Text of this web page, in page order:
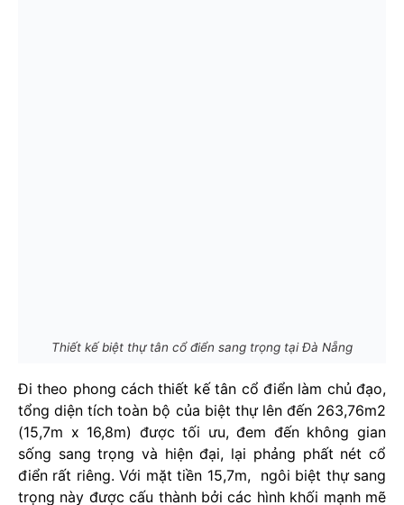
Thiết kế biệt thự tân cổ điển sang trọng tại Đà Nẵng
Đi theo phong cách thiết kế tân cổ điển làm chủ đạo,
tổng diện tích toàn bộ của biệt thự lên đến 263,76m2
(15,7m x 16,8m) được tối ưu, đem đến không gian
sống sang trọng và hiện đại, lại phảng phất nét cổ
điển rất riêng. Với mặt tiền 15,7m, ngôi biệt thự sang
trọng này được cấu thành bởi các hình khối mạnh mẽ